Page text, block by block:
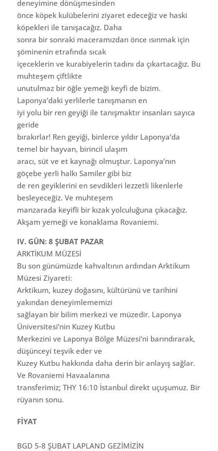
deneyimine dönüşmesinden
önce köpek kulübelerini ziyaret edeceğiz ve haski
köpekleri ile tanışacağız. Daha
sonra bir sonraki maceramızdan önce ısınmak için
şöminenin etrafında sıcak
içeceklerin ve kurabiyelerin tadını da çıkartacağız. Bu
muhteşem çiftlikte
unutulmaz bir öğle yemeği keyfi de bizim.
Laponya’daki yerlilerle tanışmanın en
iyi yolu bir ren geyiği ile tanışmaktır insanları sayıca
geride
bırakırlar! Ren geyiği, binlerce yıldır Laponya’da
temel bir hayvan, birincil ulaşım
aracı, süt ve et kaynağı olmuştur. Laponya’nın
göçebe yerli halkı Samiler gibi biz
de ren geyiklerini en sevdikleri lezzetli likenlerle
besleyeceğiz. Ve muhteşem
manzarada keyifli bir kızak yolculuğuna çıkacağız.
Akşam yemeği ve konaklama Rovaniemi.
IV. GÜN: 8 ŞUBAT PAZAR
ARKTİKUM MÜZESİ
Bu son günümüzde kahvaltının ardından Arktikum
Müzesi Ziyareti:
Arktikum, kuzey doğasını, kültürünü ve tarihini
yakından deneyimlememizi
sağlayan bir bilim merkezi ve müzedir. Laponya
Üniversitesi’nin Kuzey Kutbu
Merkezini ve Laponya Bölge Müzesi’ni barındırarak,
düşünceyi teşvik eder ve
Kuzey Kutbu hakkında daha derin bir anlayış sağlar.
Ve Rovaniemi Havaalanına
transferimiz; THY 16:10 İstanbul direkt uçuşumuz. Bir
rüyanın sonu.
FİYAT
BGD 5-8 ŞUBAT LAPLAND GEZİMİZİN